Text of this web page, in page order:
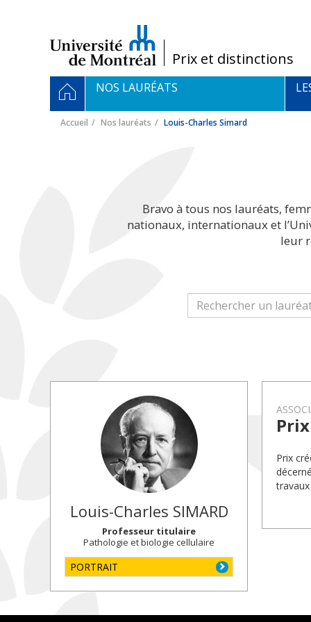
/Prix et distinctions
Navigation
principale
ACCUEIL
NOS LAURÉATS
Accueil Nos lauréats Louis-Charles Simard
Bravo à tous nos lauréats,
nationaux, internationaux et
leur
Louis-Charles SIMARD
Professeur titulaire
Pathologie et biologie cellulaire
PORTRAIT
Prix